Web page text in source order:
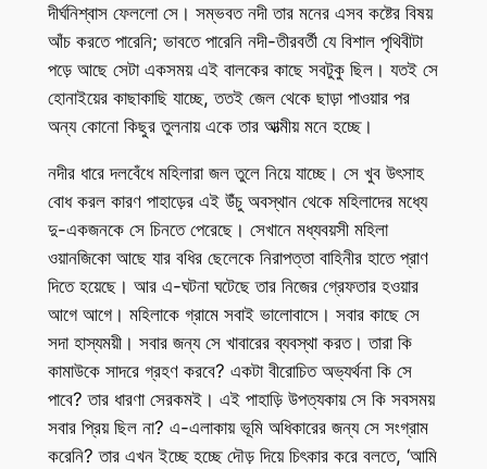
দীর্ঘনিশ্বাস ফেললো সে। সম্ভবত নদী তার মনের এসব কষ্টের বিষয়
আঁচ করতে পারেনি; ভাবতে পারেনি নদী-তীরবর্তী যে বিশাল পৃথিবীটা
পড়ে আছে সেটা একসময় এই বালকের কাছে সবটুকু ছিল। যতই সে
হোনাইয়ের কাছাকাছি যাচ্ছে, ততই জেল থেকে ছাড়া পাওয়ার পর
অন্য কোনো কিছুর তুলনায় একে তার আত্মীয় মনে হচ্ছে।
নদীর ধারে দলবেঁধে মহিলারা জল তুলে নিয়ে যাচ্ছে। সে খুব উৎসাহ
বোধ করল কারণ পাহাড়ের এই উঁচু অবস্থান থেকে মহিলাদের মধ্যে
দু-একজনকে সে চিনতে পেরেছে। সেখানে মধ্যবয়সী মহিলা
ওয়ানজিকো আছে যার বধির ছেলেকে নিরাপত্তা বাহিনীর হাতে প্রাণ
দিতে হয়েছে। আর এ-ঘটনা ঘটেছে তার নিজের গ্রেফতার হওয়ার
আগে আগে। মহিলাকে গ্রামে সবাই ভালোবাসে। সবার কাছে সে
সদা হাস্যময়ী। সবার জন্য সে খাবারের ব্যবস্থা করত। তারা কি
কামাউকে সাদরে গ্রহণ করবে? একটা বীরোচিত অভ্যর্থনা কি সে
পাবে? তার ধারণা সেরকমই। এই পাহাড়ি উপত্যকায় সে কি সবসময়
সবার প্রিয় ছিল না? এ-এলাকায় ভূমি অধিকারের জন্য সে সংগ্রাম
করেনি? তার এখন ইচ্ছে হচ্ছে দৌড় দিয়ে চিৎকার করে বলতে, ‘আমি